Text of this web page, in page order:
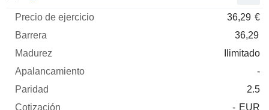
36,29 €
36,29
Ilimitado
-
2.5
- EUR